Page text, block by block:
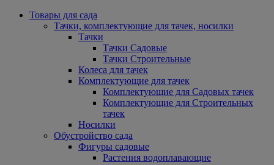
Товары для сада
Тачки, комплектующие для тачек, носилки
Тачки
Тачки Садовые
Тачки Строительные
Колеса для тачек
Комплектующие для тачек
Комплектующие для Садовых тачек
Комплектующие для Строительных
тачек
Носилки
Обустройство сада
Фигуры садовые
Растения водоплавающие